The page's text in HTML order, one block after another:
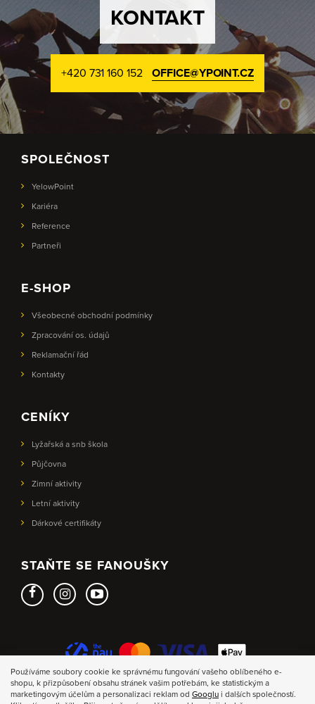
KONTAKT
+420 731 160 152 OFFICE@YPOINT.CZ
SPOLEČNOST
YelowPoint
Kariéra
Reference
Partneři
E-SHOP
Všeobecné obchodní podmínky
Zpracování os. údajů
Reklamační řád
Kontakty
CENÍKY
Lyžařská a snb škola
Půjčovna
Zimní aktivity
Letní aktivity
Dárkové certifikáty
STAŇTE SE FANOUŠKY
Používáme soubory cookie ke správnému fungování vašeho oblíbeného e-
shopu, k přizpůsobení obsahu stránek vašim potřebám, ke statistickým a
marketingovým účelům a personalizaci reklam od Googlu i dalších společností.